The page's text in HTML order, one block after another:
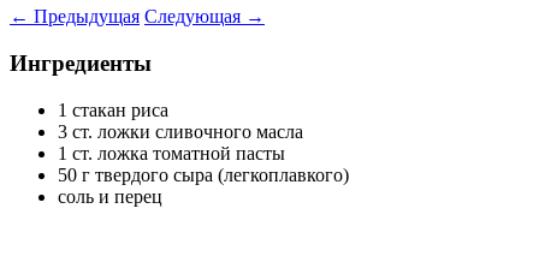
← Предыдущая Следующая →
Ингредиенты
1 стакан риса
3 ст. ложки сливочного масла
1 ст. ложка томатной пасты
50 г твердого сыра (легкоплавкого)
соль и перец